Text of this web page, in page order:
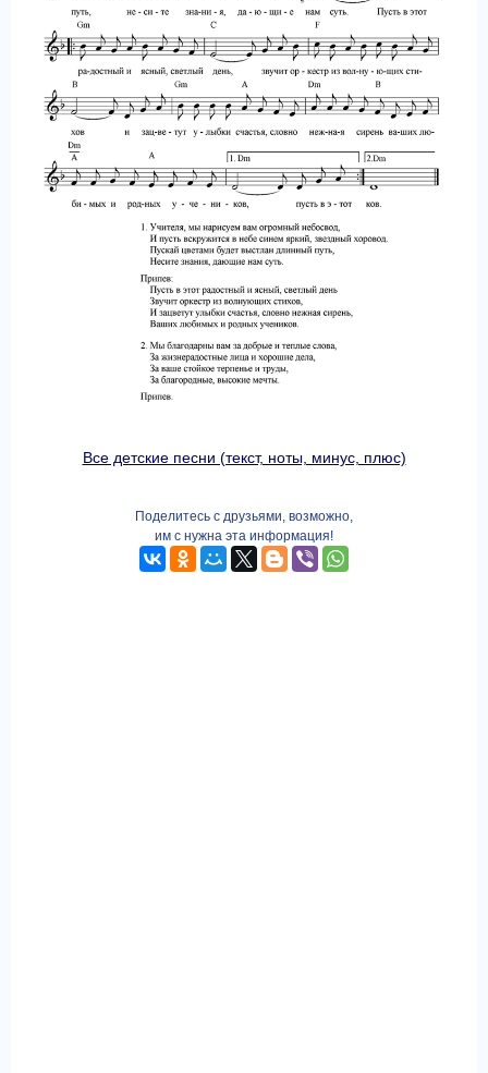
Все детские песни (текст, ноты, минус, плюс)
Поделитесь с друзьями, возможно,
им с нужна эта информация!